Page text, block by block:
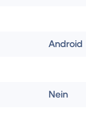
Android
Nein